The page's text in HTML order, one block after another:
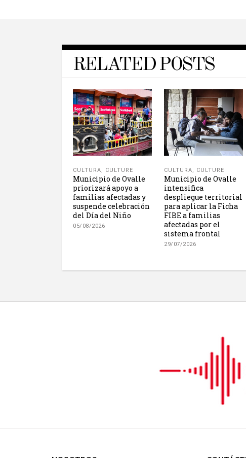
RELATED POSTS
CULTURA, CULTURE
Municipio de Ovalle
priorizará apoyo a
familias afectadas y
suspende celebración
del Día del Niño
05/08/2026
CULTURA, CULTURE
Municipio de Ovalle
intensifica
despliegue territorial
para aplicar la Ficha
FIBE a familias
afectadas por el
sistema frontal
29/07/2026